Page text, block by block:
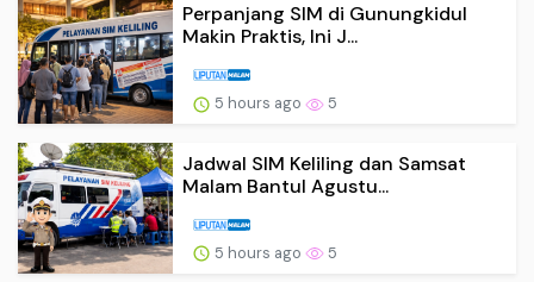
Perpanjang SIM di Gunungkidul
Makin Praktis, Ini J...
5 hours ago 5
Jadwal SIM Keliling dan Samsat
Malam Bantul Agustu...
5 hours ago 5